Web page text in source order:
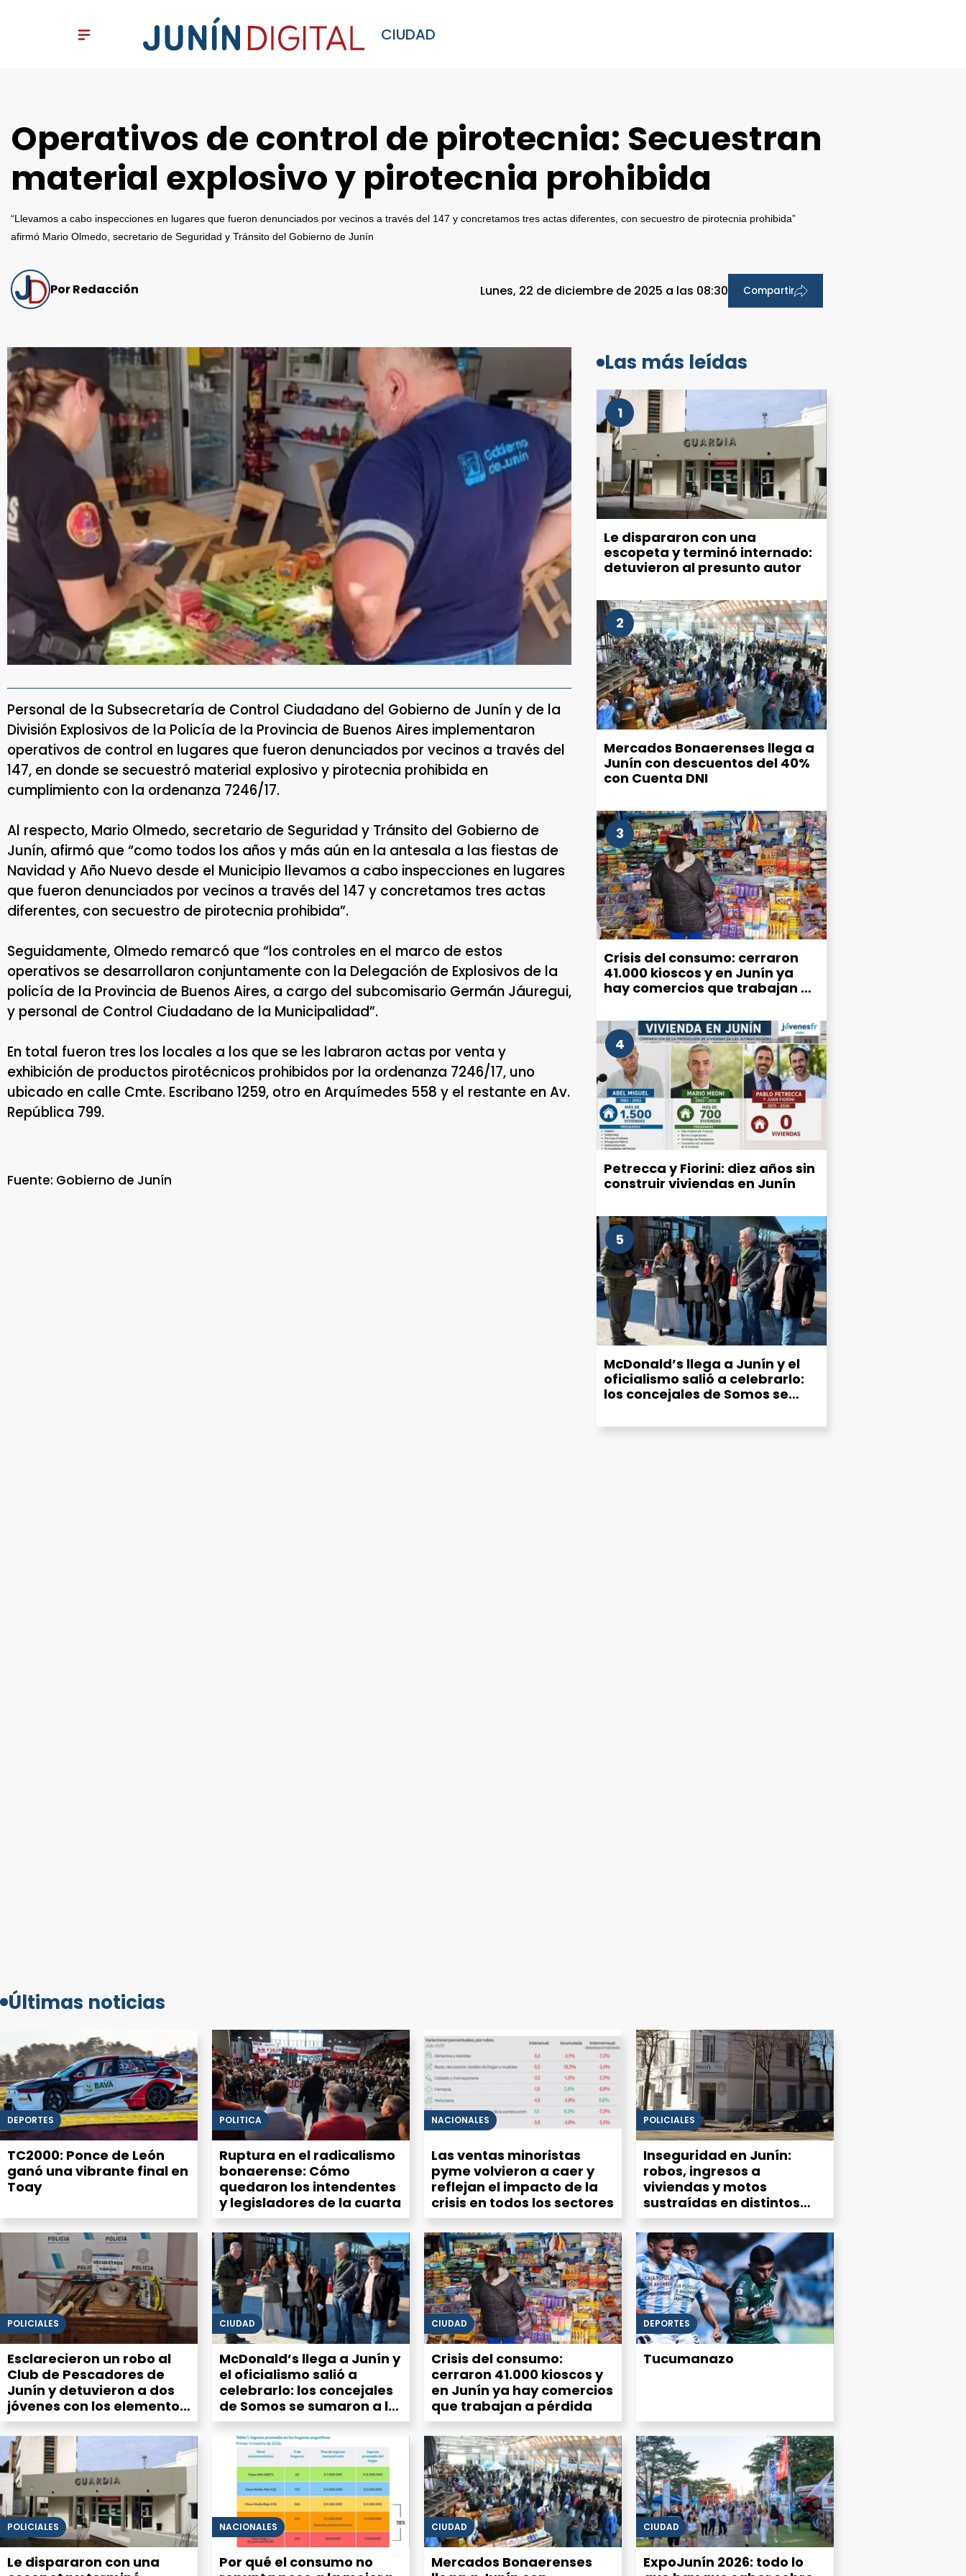
CIUDAD
Operativos de control de pirotecnia: Secuestran
material explosivo y pirotecnia prohibida
“Llevamos a cabo inspecciones en lugares que fueron denunciados por vecinos a través del 147 y concretamos tres actas diferentes, con secuestro de pirotecnia prohibida”
afirmó Mario Olmedo, secretario de Seguridad y Tránsito del Gobierno de Junín
Por Redacción Lunes, 22 de diciembre de 2025 a las 08:30 Compartir
Personal de la Subsecretaría de Control Ciudadano del Gobierno de Junín y de la
División Explosivos de la Policía de la Provincia de Buenos Aires implementaron
operativos de control en lugares que fueron denunciados por vecinos a través del
147, en donde se secuestró material explosivo y pirotecnia prohibida en
cumplimiento con la ordenanza 7246/17.
Al respecto, Mario Olmedo, secretario de Seguridad y Tránsito del Gobierno de
Junín, afirmó que “como todos los años y más aún en la antesala a las fiestas de
Navidad y Año Nuevo desde el Municipio llevamos a cabo inspecciones en lugares
que fueron denunciados por vecinos a través del 147 y concretamos tres actas
diferentes, con secuestro de pirotecnia prohibida”.
Seguidamente, Olmedo remarcó que “los controles en el marco de estos
operativos se desarrollaron conjuntamente con la Delegación de Explosivos de la
policía de la Provincia de Buenos Aires, a cargo del subcomisario Germán Jáuregui,
y personal de Control Ciudadano de la Municipalidad”.
En total fueron tres los locales a los que se les labraron actas por venta y
exhibición de productos pirotécnicos prohibidos por la ordenanza 7246/17, uno
ubicado en calle Cmte. Escribano 1259, otro en Arquímedes 558 y el restante en Av.
República 799.
Fuente: Gobierno de Junín
Las más leídas
1
Le dispararon con una
escopeta y terminó internado:
detuvieron al presunto autor
2
Mercados Bonaerenses llega a
Junín con descuentos del 40%
con Cuenta DNI
3
Crisis del consumo: cerraron
41.000 kioscos y en Junín ya
hay comercios que trabajan a
4
Petrecca y Fiorini: diez años sin
construir viviendas en Junín
5
McDonald’s llega a Junín y el
oficialismo salió a celebrarlo:
los concejales de Somos se
hamburguesería
Últimas noticias
DEPORTES
TC2000: Ponce de León
ganó una vibrante final en
Toay
POLITICA
Ruptura en el radicalismo
bonaerense: Cómo
quedaron los intendentes
y legisladores de la cuarta
NACIONALES
Las ventas minoristas
pyme volvieron a caer y
reflejan el impacto de la
crisis en todos los sectores
POLICIALES
Inseguridad en Junín:
robos, ingresos a
viviendas y motos
sustraídas en distintos
puntos de la ciudad
POLICIALES
Esclarecieron un robo al
Club de Pescadores de
Junín y detuvieron a dos
jóvenes con los elementos
sustraídos
CIUDAD
McDonald’s llega a Junín y
el oficialismo salió a
celebrarlo: los concejales
de Somos se sumaron a la
“emoción” por la
hamburguesería
CIUDAD
Crisis del consumo:
cerraron 41.000 kioscos y
en Junín ya hay comercios
que trabajan a pérdida
DEPORTES
Tucumanazo
POLICIALES
Le dispararon con una
NACIONALES
Por qué el consumo no
CIUDAD
Mercados Bonaerenses
CIUDAD
ExpoJunín 2026: todo lo